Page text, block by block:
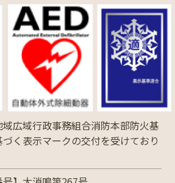
広域行政事務組合消防本部防火基
く表示マークの交付を受けており